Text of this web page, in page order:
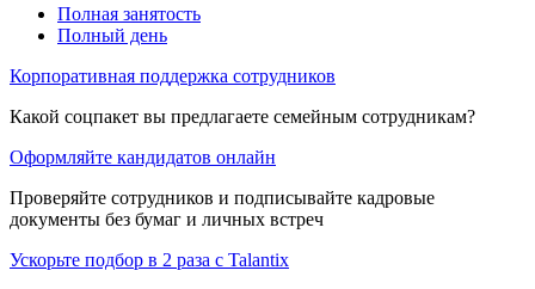
Полная занятость
Полный день
Корпоративная поддержка сотрудников
Какой соцпакет вы предлагаете семейным сотрудникам?
Оформляйте кандидатов онлайн
Проверяйте сотрудников и подписывайте кадровые
документы без бумаг и личных встреч
Ускорьте подбор в 2 раза с Talantix